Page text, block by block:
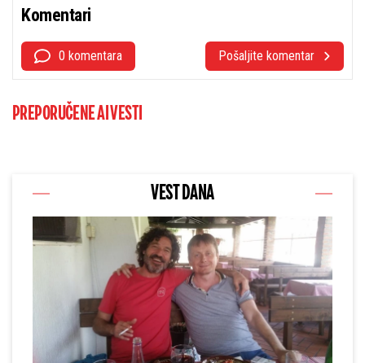
Komentari
0 komentara Pošaljite komentar
PREPORUČENE AI VESTI
VEST DANA